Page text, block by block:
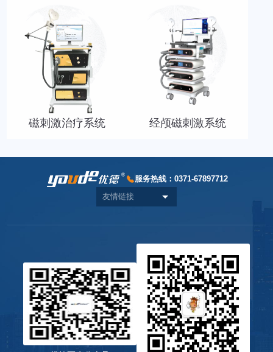
磁刺激治疗系统 经颅磁刺激系统
服务热线： 0371-67897712